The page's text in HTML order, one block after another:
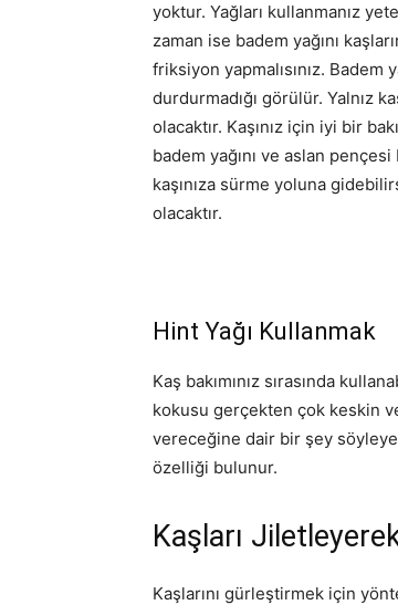
yoktur. Yağları kullanmanız
zaman ise badem yağını
friksiyon yapmalısınız. Badem
durdurmadığı görülür. Yalnız
olacaktır. Kaşınız için iyi bir
badem yağını ve aslan
kaşınıza sürme yoluna
olacaktır.
Hint Yağı Kullanmak
Kaş bakımınız sırasında
kokusu gerçekten çok keskin
vereceğine dair bir şey
özelliği bulunur.
Kaşları
Kaşlarını gürleştirmek için